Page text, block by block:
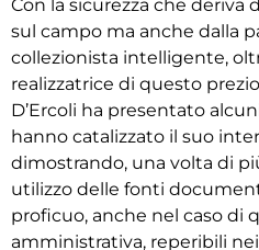
Con la sicurezza che deriva
sul campo ma anche dalla
collezionista intelligente,
realizzatrice di questo
D’Ercoli ha presentato
hanno catalizzato il suo
dimostrando, una volta di
utilizzo delle fonti
proficuo, anche nel caso di
amministrativa, reperibili